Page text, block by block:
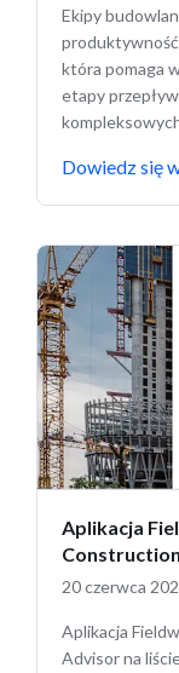
Ekipy
produktywność
która pomaga
etapy
Dowiedz się
Aplikacja
od Forbes
20 czerwca
Aplikacja
Advisor na